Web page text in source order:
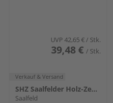
UVP 42,65 €/ Stk.
39,48 € / Stk.
Verkauf & Versand
SHZ Saalfelder Holz-Zentrum
Saalfeld